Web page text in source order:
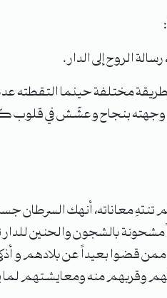
الروح إلى الدار.
مختلفة حينما التقطته
وجهته بنجاح وعشّش في
مشحونة بالشجون والحنين
الأول عام ٢٠٢٤ شأنه شأن العديد ممن
وقربهم منه ومعايشتهم لما